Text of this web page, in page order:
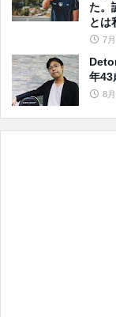
た。
とは
7
年43
8